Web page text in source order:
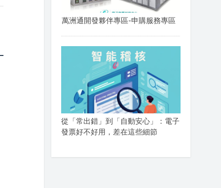
萬洲通開發夥伴專區-申購服務專區
從「常出錯」到「自動安心」：電子
發票好不好用，差在這些細節